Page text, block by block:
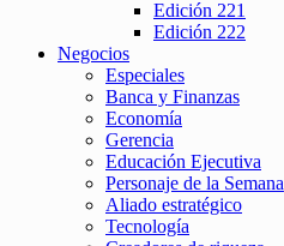
Edición 221
Edición 222
Negocios
Especiales
Banca y Finanzas
Economía
Gerencia
Educación Ejecutiva
Personaje de la Semana
Aliado estratégico
Tecnología